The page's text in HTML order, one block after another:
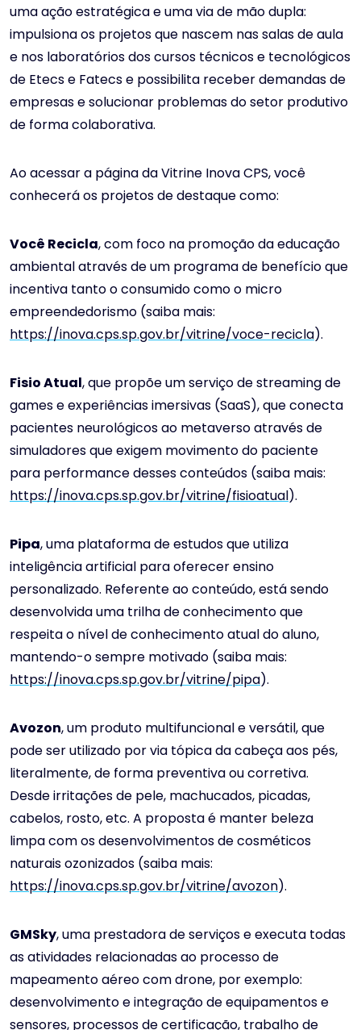
uma ação estratégica e uma via de mão dupla:
impulsiona os projetos que nascem nas salas de aula
e nos laboratórios dos cursos técnicos e tecnológicos
de Etecs e Fatecs e possibilita receber demandas de
empresas e solucionar problemas do setor produtivo
de forma colaborativa.
Ao acessar a página da Vitrine Inova CPS, você
conhecerá os projetos de destaque como:
Você Recicla, com foco na promoção da educação
ambiental através de um programa de benefício que
incentiva tanto o consumido como o micro
empreendedorismo (saiba mais:
https://inova.cps.sp.gov.br/vitrine/voce-recicla).
Fisio Atual, que propõe um serviço de streaming de
games e experiências imersivas (SaaS), que conecta
pacientes neurológicos ao metaverso através de
simuladores que exigem movimento do paciente
para performance desses conteúdos (saiba mais:
https://inova.cps.sp.gov.br/vitrine/fisioatual).
Pipa, uma plataforma de estudos que utiliza
inteligência artificial para oferecer ensino
personalizado. Referente ao conteúdo, está sendo
desenvolvida uma trilha de conhecimento que
respeita o nível de conhecimento atual do aluno,
mantendo-o sempre motivado (saiba mais:
https://inova.cps.sp.gov.br/vitrine/pipa).
Avozon, um produto multifuncional e versátil, que
pode ser utilizado por via tópica da cabeça aos pés,
literalmente, de forma preventiva ou corretiva.
Desde irritações de pele, machucados, picadas,
cabelos, rosto, etc. A proposta é manter beleza
limpa com os desenvolvimentos de cosméticos
naturais ozonizados (saiba mais:
https://inova.cps.sp.gov.br/vitrine/avozon).
GMSky, uma prestadora de serviços e executa todas
as atividades relacionadas ao processo de
mapeamento aéreo com drone, por exemplo:
desenvolvimento e integração de equipamentos e
sensores, processos de certificação, trabalho de